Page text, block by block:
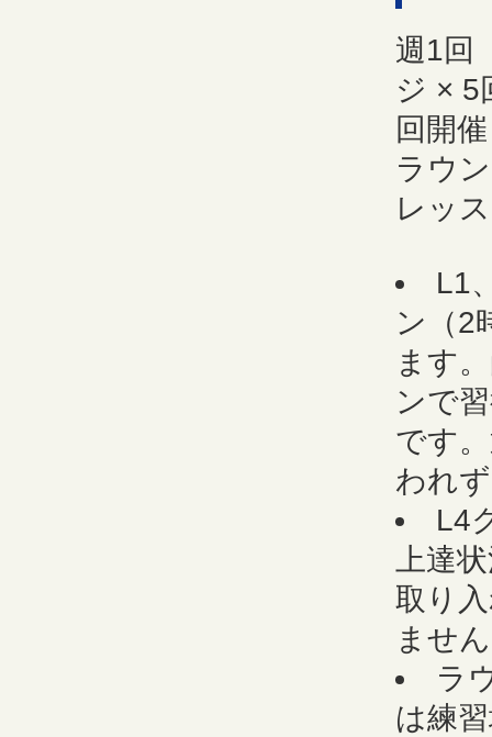
週1回
ジ × 5
回開
ラウ
レッ
L1
ン（2
ます
ンで
です
われ
L4
上達
取り
ませ
ラ
は練